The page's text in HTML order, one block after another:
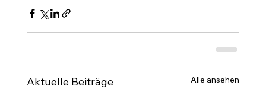
Aktuelle Beiträge Alle ansehen